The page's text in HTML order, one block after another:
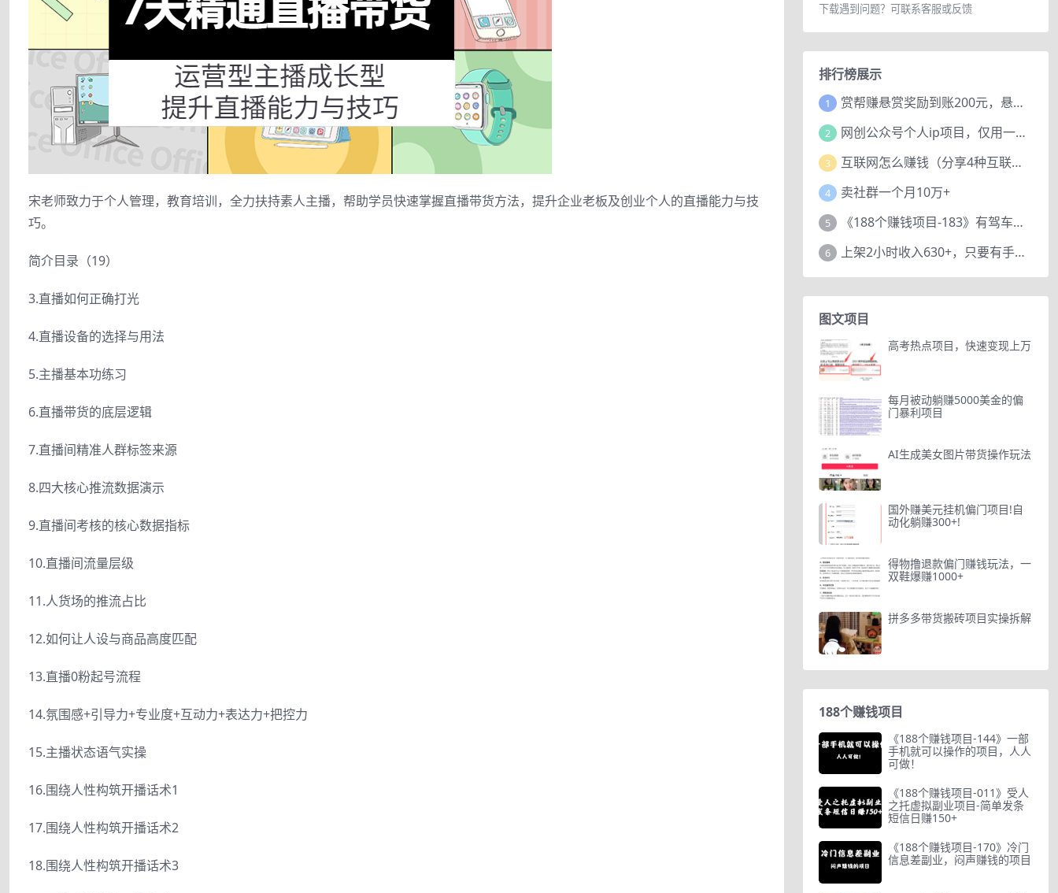
宋老师致力于个人管理，教育培训，全力扶持素人主播，帮助学员快速掌握直播带货方法，提升企业老板及创业个人的直播能力与技
巧。
简介目录（19）
3.直播如何正确打光
4.直播设备的选择与用法
5.主播基本功练习
6.直播带货的底层逻辑
7.直播间精准人群标签来源
8.四大核心推流数据演示
9.直播间考核的核心数据指标
10.直播间流量层级
11.人货场的推流占比
12.如何让人设与商品高度匹配
13.直播0粉起号流程
14.氛围感+引导力+专业度+互动力+表达力+把控力
15.主播状态语气实操
16.围绕人性构筑开播话术1
17.围绕人性构筑开播话术2
18.围绕人性构筑开播话术3
下载遇到问题？可联系客服或反馈
排行榜展示
1 赏帮赚悬赏奖励到账200元，悬赏任务多劳多得，人人可做。
2 网创公众号个人ip项目，仅用一篇文章做到全网引流！
3 互联网怎么赚钱（分享4种互联网赚钱模式）
4 卖社群一个月10万+
5 《188个赚钱项目-183》有驾车评项目，动动小手，复制粘贴赚44元！
6 上架2小时收入630+，只要有手就能做的AI搞钱项目，奶奶看完都能学会!
图文项目
高考热点项目，快速变现上万
每月被动躺赚5000美金的偏
门暴利项目
AI生成美女图片带货操作玩法
国外赚美元挂机偏门项目!自
动化躺赚300+!
得物撸退款偏门赚钱玩法，一
双鞋爆赚1000+
拼多多带货搬砖项目实操拆解
188个赚钱项目
《188个赚钱项目-144》一部
手机就可以操作的项目，人人
可做！
《188个赚钱项目-011》受人
之托虚拟副业项目-简单发条
短信日赚150+
《188个赚钱项目-170》冷门
信息差副业，闷声赚钱的项目